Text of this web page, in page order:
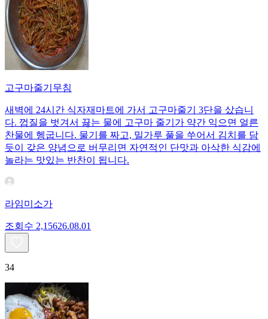
고구마줄기무침
새벽에 24시간 식자재마트에 가서 고구마줄기 3단을 샀습니
다. 껍질을 벗겨서 끓는 물에 고구마 줄기가 약간 익으면 얼른
찬물에 헹굽니다. 물기를 짜고, 밀가루 풀을 쑤어서 김치를 담
듯이 갖은 양념으로 버무리면 자연적인 단맛과 아삭한 식감에
놀라는 맛있는 반찬이 됩니다.
라임미소가
조회수 2,15626.08.01
34